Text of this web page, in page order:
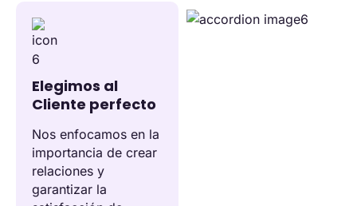
Elegimos al
Cliente perfecto
Nos enfocamos en la
importancia de crear
relaciones y
garantizar la